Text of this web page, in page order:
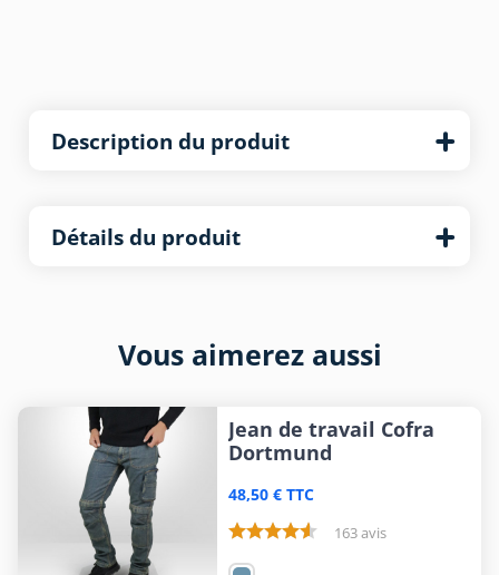
Description du produit
Détails du produit
Vous aimerez aussi
Jean de travail Cofra
Dortmund
48,50 € TTC
163 avis